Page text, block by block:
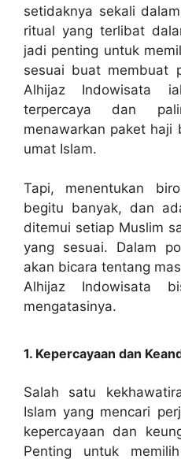
setidaknya sekali
ritual yang terlibat
jadi penting untuk
sesuai buat membuat
Alhijaz Indowisata
terpercaya dan
menawarkan paket haji
umat Islam.
Tapi, menentukan
begitu banyak, dan
ditemui setiap Muslim
yang sesuai. Dalam
akan bicara tentang
Alhijaz Indowisata
mengatasinya.
1. Kepercayaan dan
Salah satu
Islam yang mencari
kepercayaan dan
Penting untuk